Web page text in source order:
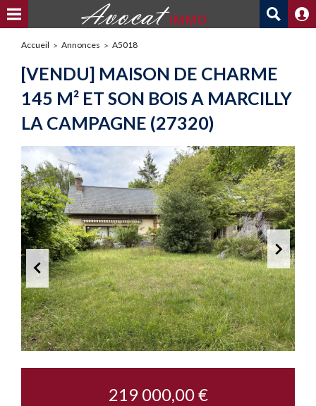
Accueil Annonces A5018
[VENDU] MAISON DE CHARME
145 M² ET SON BOIS A MARCILLY
LA CAMPAGNE (27320)
219 000,00 €